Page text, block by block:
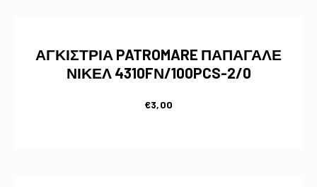
ΑΓΚΙΣΤΡΙΑ PATROMARE ΠΑΠΑΓΑΛΕ
ΝΙΚΕΛ 4310FΝ/100PCS-2/0
€3,00